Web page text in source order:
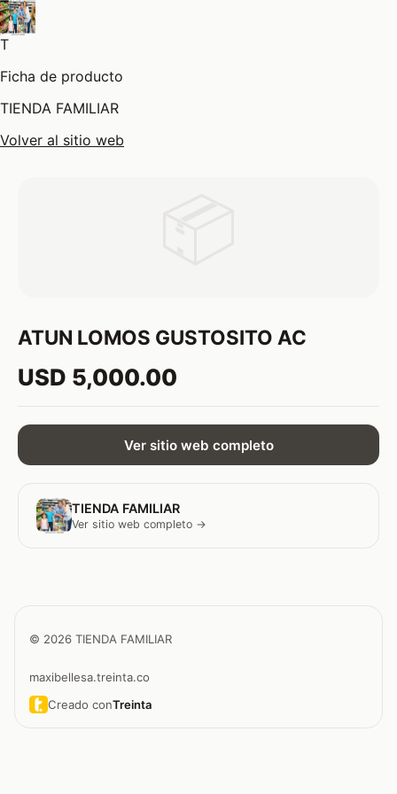
T
Ficha de producto
TIENDA FAMILIAR
Volver al sitio web
ATUN LOMOS GUSTOSITO AC
USD 5,000.00
Ver sitio web completo
TIENDA FAMILIAR
Ver sitio web completo →
© 2026 TIENDA FAMILIAR
maxibellesa.treinta.co
Creado conTreinta